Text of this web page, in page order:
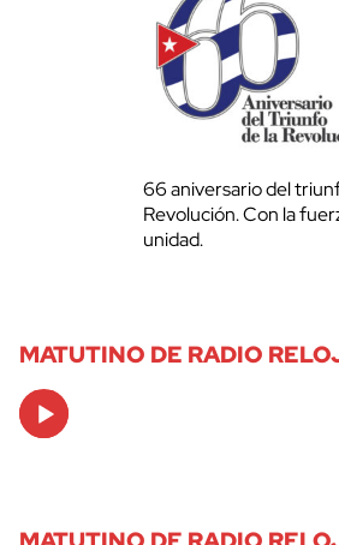
66 aniversario del
Revolución. Con la
unidad.
MATUTINO DE RADIO
Audio
Player